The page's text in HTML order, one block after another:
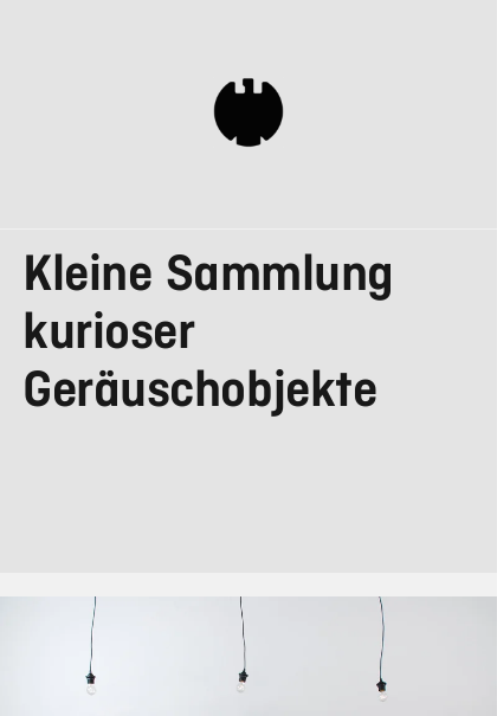
DESIGN MADE IN
GERMANY
Kleine Sammlung
kurioser
Geräuschobjekte